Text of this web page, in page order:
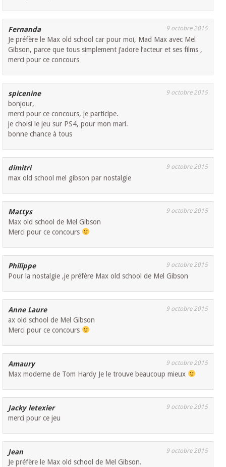
Fernanda 9 octobre 2015
Je préfère le Max old school car pour moi, Mad Max avec Mel
Gibson, parce que tous simplement j’adore l’acteur et ses films ,
merci pour ce concours
spicenine 9 octobre 2015
bonjour,
merci pour ce concours, je participe.
je choisi le jeu sur PS4, pour mon mari.
bonne chance à tous
dimitri 9 octobre 2015
max old school mel gibson par nostalgie
Mattys 9 octobre 2015
Max old school de Mel Gibson
Merci pour ce concours
Philippe 9 octobre 2015
Pour la nostalgie ,je préfère Max old school de Mel Gibson
Anne Laure 9 octobre 2015
ax old school de Mel Gibson
Merci pour ce concours
Amaury 9 octobre 2015
Max moderne de Tom Hardy Je le trouve beaucoup mieux
Jacky letexier 9 octobre 2015
merci pour ce jeu
Jean 9 octobre 2015
Je préfère le Max old school de Mel Gibson.